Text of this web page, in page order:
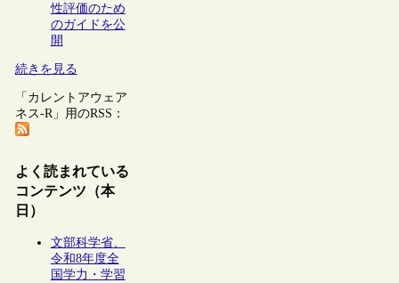
性評価のため
のガイドを公
開
続きを見る
「カレントアウェア
ネス-R」用のRSS：
よく読まれている
コンテンツ（本
日）
文部科学省、
令和8年度全
国学力・学習